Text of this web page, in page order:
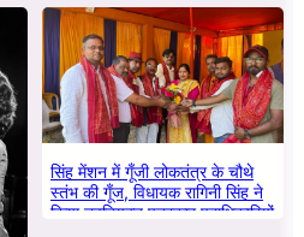
सिंह मेंशन में गूँजी लोकतंत्र के चौथे
स्तंभ की गूँज, विधायक रागिनी सिंह ने
किया नवनियुक्त पत्रकार पदाधिकारियों